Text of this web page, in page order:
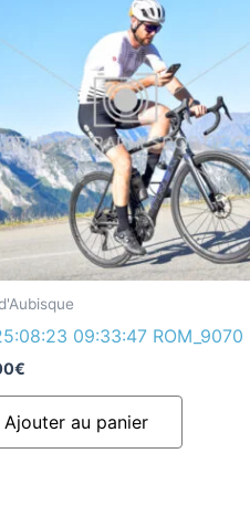
09:33:47 ROM_9070
€
Ajouter au panier